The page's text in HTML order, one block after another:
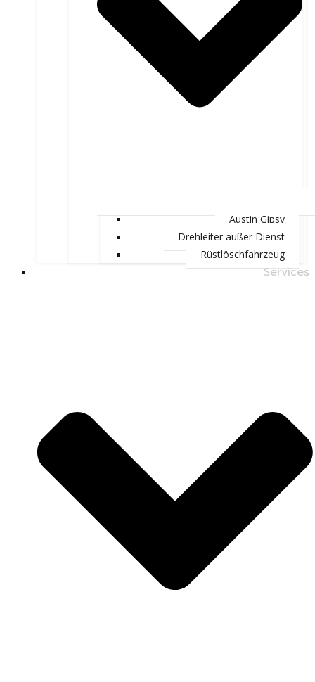
Austin Gipsy
Drehleiter außer Dienst
Rüstlöschfahrzeug
Services